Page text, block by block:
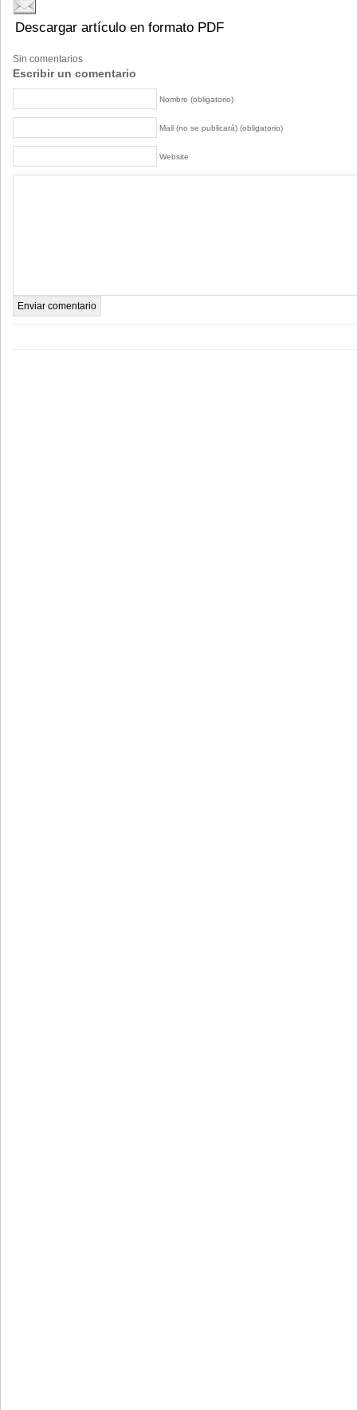
Descargar artículo en formato PDF
Sin comentarios
Escribir un comentario
Nombre (obligatorio)
Mail (no se publicará) (obligatorio)
Website